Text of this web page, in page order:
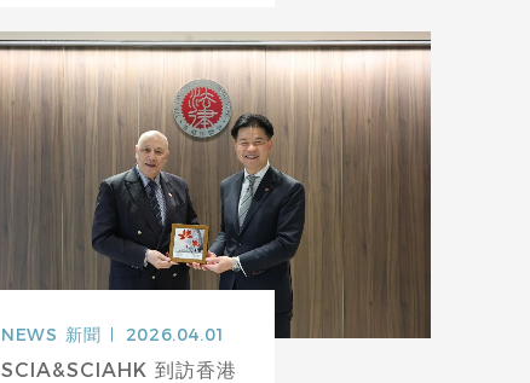
NEWS 新聞 2026.04.01
SCIA&SCIAHK 到訪香港